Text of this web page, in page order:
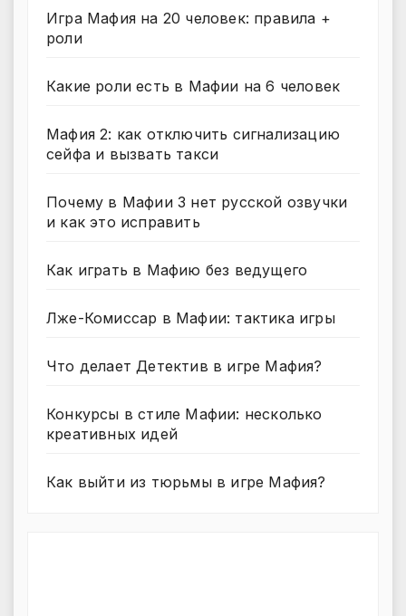
Игра Мафия на 20 человек: правила +
роли
Какие роли есть в Мафии на 6 человек
Мафия 2: как отключить сигнализацию
сейфа и вызвать такси
Почему в Мафии 3 нет русской озвучки
и как это исправить
Как играть в Мафию без ведущего
Лже-Комиссар в Мафии: тактика игры
Что делает Детектив в игре Мафия?
Конкурсы в стиле Мафии: несколько
креативных идей
Как выйти из тюрьмы в игре Мафия?